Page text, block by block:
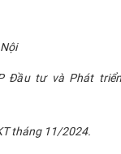
Đầu tư và Phát
tháng 11/2024.